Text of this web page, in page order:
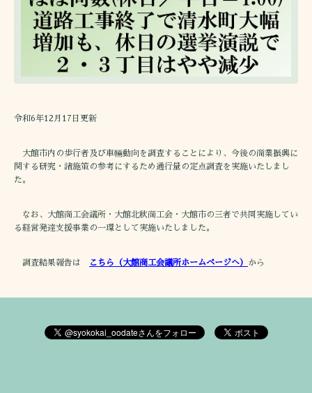
令和6年12月17日更新
大館市内の歩行者及び車輛動向を調査することにより、今後の商業振興に
関する研究・諸施策の参考にするため通行量の定点調査を実施いたしまし
た。
なお、大館商工会議所・大館北秋商工会・大館市の三者で共同実施してい
る経営発達支援事業の一環として実施いたしました。
調査結果報告は こちら（大館商工会議所ホームページへ） から